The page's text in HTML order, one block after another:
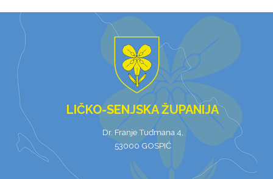
LIČKO-SENJSKA ŽUPANIJA
Dr. Franje Tuđmana 4,
53000 GOSPIĆ